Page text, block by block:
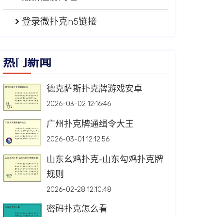
登录微扑克h5链接
热门新闻
德克萨斯扑克牌游戏安卓
2026-03-02 12:16:46
广州扑克牌通缉令大王
2026-03-01 12:12:56
山东幺鸡扑克-山东勾鸡扑克牌
规则
2026-02-28 12:10:48
密码扑克怎么看